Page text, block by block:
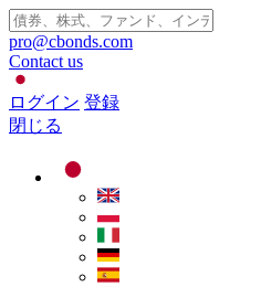
pro@cbonds.com
Contact us
ログイン 登録
閉じる